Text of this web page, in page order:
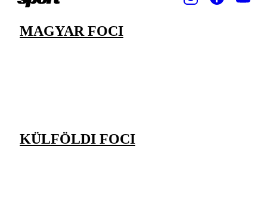
MAGYAR FOCI
KÜLFÖLDI FOCI